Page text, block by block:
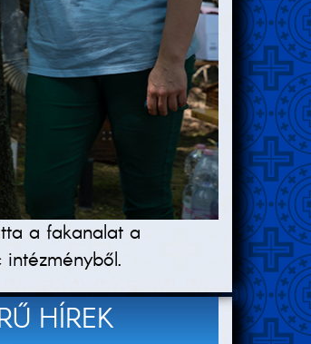
a fakanalat a
HÍREK